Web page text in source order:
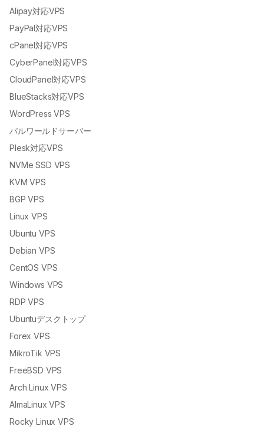
時間課金VPS
Alipay対応VPS
PayPal対応VPS
cPanel対応VPS
CyberPanel対応VPS
CloudPanel対応VPS
BlueStacks対応VPS
WordPress VPS
パルワールドサーバー
Plesk対応VPS
NVMe SSD VPS
KVM VPS
BGP VPS
Linux VPS
Ubuntu VPS
Debian VPS
CentOS VPS
Windows VPS
RDP VPS
Ubuntuデスクトップ
Forex VPS
MikroTik VPS
FreeBSD VPS
Arch Linux VPS
AlmaLinux VPS